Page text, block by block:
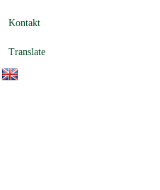
Kontakt
Translate